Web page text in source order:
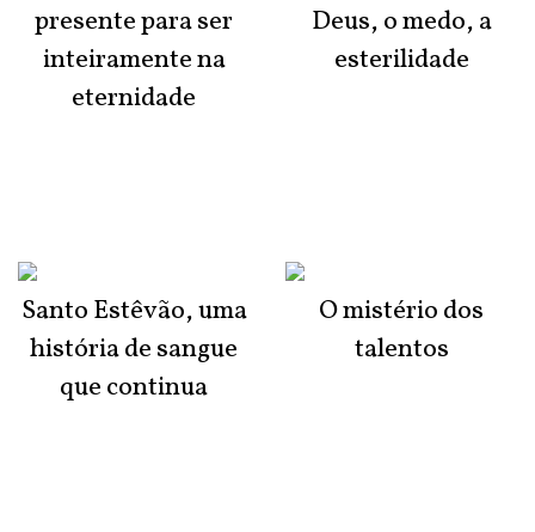
presente para ser
inteiramente na
eternidade
Santo Estêvão, uma
história de sangue
que continua
Deus, o medo, a
esterilidade
O mistério dos
talentos